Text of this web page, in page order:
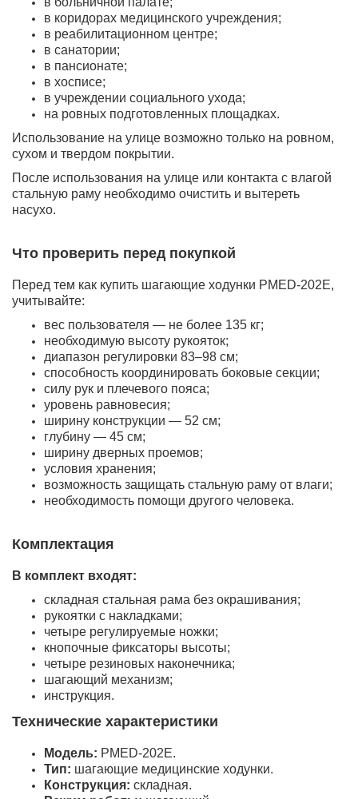
в коридорах медицинского учреждения;
в реабилитационном центре;
в санатории;
в пансионате;
в хосписе;
в учреждении социального ухода;
на ровных подготовленных площадках.
Использование на улице возможно только на ровном,
сухом и твердом покрытии.
После использования на улице или контакта с влагой
стальную раму необходимо очистить и вытереть
насухо.
Что проверить перед покупкой
Перед тем как купить шагающие ходунки PMED-202E,
учитывайте:
вес пользователя — не более 135 кг;
необходимую высоту рукояток;
диапазон регулировки 83–98 см;
способность координировать боковые секции;
силу рук и плечевого пояса;
уровень равновесия;
ширину конструкции — 52 см;
глубину — 45 см;
ширину дверных проемов;
условия хранения;
возможность защищать стальную раму от влаги;
необходимость помощи другого человека.
Комплектация
В комплект входят:
складная стальная рама без окрашивания;
рукоятки с накладками;
четыре регулируемые ножки;
кнопочные фиксаторы высоты;
четыре резиновых наконечника;
шагающий механизм;
инструкция.
Технические характеристики
Модель: PMED-202E.
Тип: шагающие медицинские ходунки.
Конструкция: складная.